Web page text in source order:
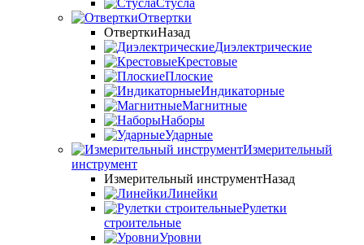
Стусла
Отвертки
ОтверткиНазад
Диэлектрические
Крестовые
Плоские
Индикаторные
Магнитные
Наборы
Ударные
Измерительный
инструмент
Измерительный инструментНазад
Линейки
Рулетки
строительные
Уровни